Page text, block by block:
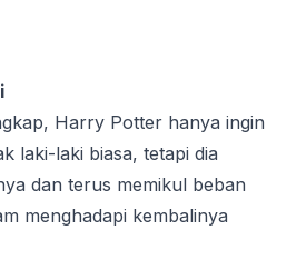
Harry Potter hanya ingin
laki-laki biasa, tetapi dia
dan terus memikul beban
menghadapi kembalinya